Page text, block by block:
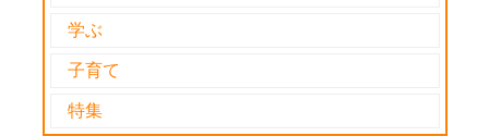
学ぶ
子育て
特集